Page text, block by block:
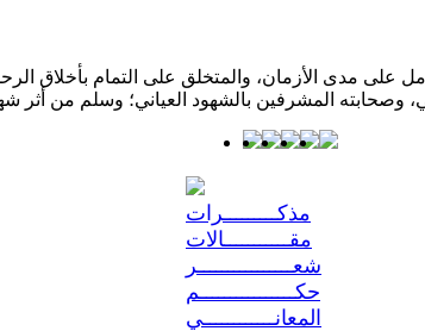
مدى الأزمان، والمتخلق على التمام بأخلاق
مذكـــــــــرات
مقـــــــــــالات
شعــــــــــــــــر
حكــــــــــــــــم
المعانــــــــــــي